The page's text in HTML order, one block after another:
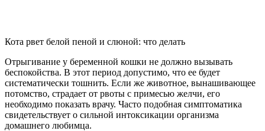
Кота рвет белой пеной и слюной: что делать
Отрыгивание у беременной кошки не должно вызывать
беспокойства. В этот период допустимо, что ее будет
систематически тошнить. Если же животное, вынашивающее
потомство, страдает от рвоты с примесью желчи, его
необходимо показать врачу. Часто подобная симптоматика
свидетельствует о сильной интоксикации организма
домашнего любимца.